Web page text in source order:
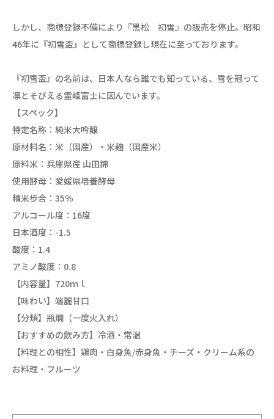
しかし、商標登録不備により『黒松 初雪』の販売を停止。昭和
46年に『初雪盃』として商標登録し現在に至っております。
『初雪盃』の名前は、日本人なら誰でも知っている、雪を冠って
凛とそびえる霊峰富士に因んでいます。
【スペック】
特定名称：純米大吟醸
原材料名：米（国産）・米麹（国産米）
原料米：兵庫県産 山田錦
使用酵母：愛媛県培養酵母
精米歩合：35％
アルコール度：16度
日本酒度：-1.5
酸度：1.4
アミノ酸度：0.8
【内容量】720ｍｌ
【味わい】端麗甘口
【分類】瓶燗（一度火入れ）
【おすすめの飲み方】冷酒・常温
【料理との相性】鶏肉・白身魚/赤身魚・チーズ・クリーム系の
お料理・フルーツ